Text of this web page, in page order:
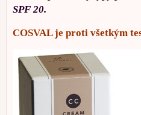
SPF 20.
COSVAL je proti všetkým